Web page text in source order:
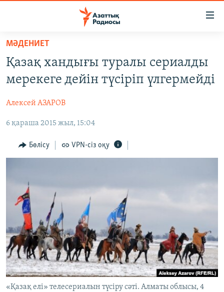
Skip
main
content
to
Navigation
САЯСАТ
AZATTYQTV
ҚАҢТАР ОҚИҒАСЫ
АДАМ ҚҰҚЫҚТАРЫ
ӘЛЕУМЕТ
АРНАЙЫ ЖОБАЛАР
Русский
ЖАЗЫЛЫҢЫЗ
Басқа тілдерде
МӘДЕНИЕТ
Қазақ хандығы туралы сериалды
мерекеге дейін түсіріп үлгермейді
Алексей АЗАРОВ
6 қараша 2015 жыл, 15:04
Бөлісу VPN-сіз оқу
«Қазақ елі» телесериалын түсіру сәті. Алматы облысы, 4